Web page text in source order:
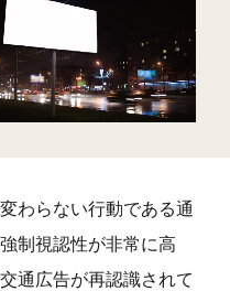
わらない行動である通
制視認性が非常に高
通広告が再認識されて